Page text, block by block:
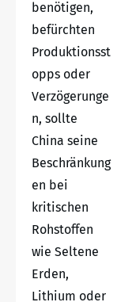
benötigen,
befürchten
Produktionsst
opps oder
Verzögerunge
n, sollte
China seine
Beschränkung
en bei
kritischen
Rohstoffen
wie Seltene
Erden,
Lithium oder